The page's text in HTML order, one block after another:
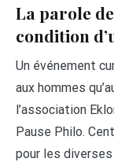
La parole
condition
Un événement
aux hommes
l’association
Pause Philo.
pour les